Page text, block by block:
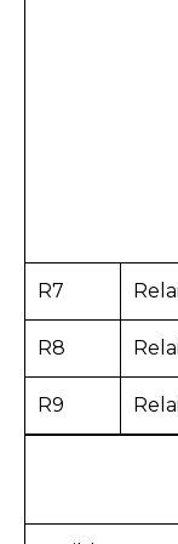
R7
R8
R9